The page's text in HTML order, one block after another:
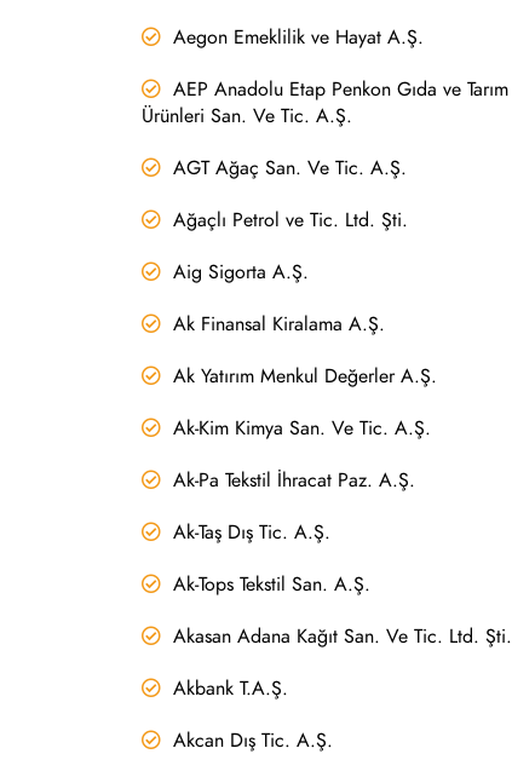
Aegon Emeklilik ve Hayat A.Ş.
AEP Anadolu Etap Penkon Gıda ve Tarım
Ürünleri San. Ve Tic. A.Ş.
AGT Ağaç San. Ve Tic. A.Ş.
Ağaçlı Petrol ve Tic. Ltd. Şti.
Aig Sigorta A.Ş.
Ak Finansal Kiralama A.Ş.
Ak Yatırım Menkul Değerler A.Ş.
Ak-Kim Kimya San. Ve Tic. A.Ş.
Ak-Pa Tekstil İhracat Paz. A.Ş.
Ak-Taş Dış Tic. A.Ş.
Ak-Tops Tekstil San. A.Ş.
Akasan Adana Kağıt San. Ve Tic. Ltd. Şti.
Akbank T.A.Ş.
Akcan Dış Tic. A.Ş.